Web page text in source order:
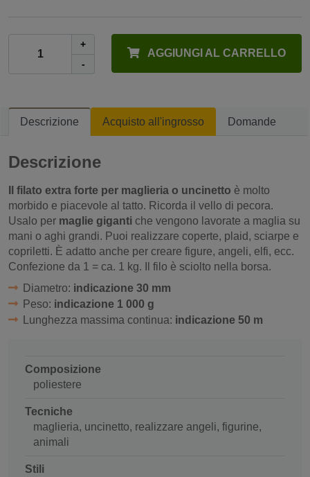
+
-
AGGIUNGI AL CARRELLO
Descrizione Acquisto all'ingrosso Domande
Descrizione
Il filato extra forte per maglieria o uncinetto è molto
morbido e piacevole al tatto. Ricorda il vello di pecora.
Usalo per maglie giganti che vengono lavorate a maglia su
mani o aghi grandi. Puoi realizzare coperte, plaid, sciarpe e
copriletti. È adatto anche per creare figure, angeli, elfi, ecc.
Confezione da 1 = ca. 1 kg. Il filo è sciolto nella borsa.
Diametro: indicazione 30 mm
Peso: indicazione 1 000 g
Lunghezza massima continua: indicazione 50 m
Composizione
poliestere
Tecniche
maglieria, uncinetto, realizzare angeli, figurine,
animali
Stili